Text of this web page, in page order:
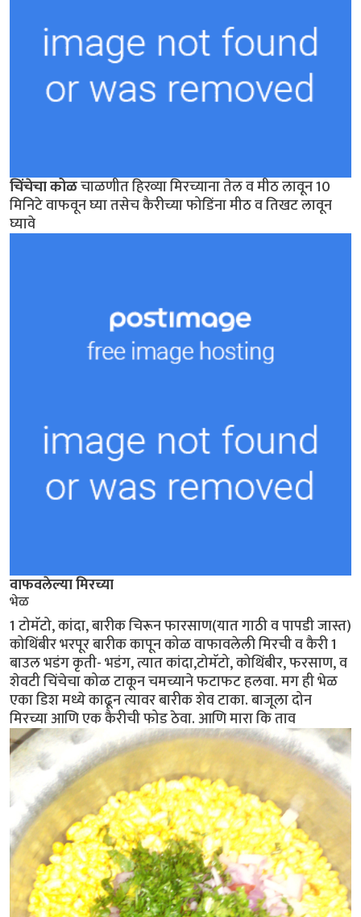
चिंचेचा कोळचाळणीत हिरव्या मिरच्याना तेल व मीठ लावून 10
मिनिटे वाफवून घ्या तसेच कैरीच्या फोडिंना मीठ व तिखट लावून
घ्यावे
वाफवलेल्या मिरच्या
भेळ
1 टोमॅटो, कांदा, बारीक चिरून फारसाण(यात गाठी व पापडी जास्त)
कोथिंबीर भरपूर बारीक कापून कोळ वाफावलेली मिरची व कैरी 1
बाउल भडंग कृती- भडंग, त्यात कांदा,टोमॅटो, कोथिंबीर, फरसाण, व
शेवटी चिंचेचा कोळ टाकून चमच्याने फटाफट हलवा. मग ही भेळ
एका डिश मध्ये काढून त्यावर बारीक शेव टाका. बाजूला दोन
मिरच्या आणि एक कैरीची फोड ठेवा. आणि मारा कि ताव